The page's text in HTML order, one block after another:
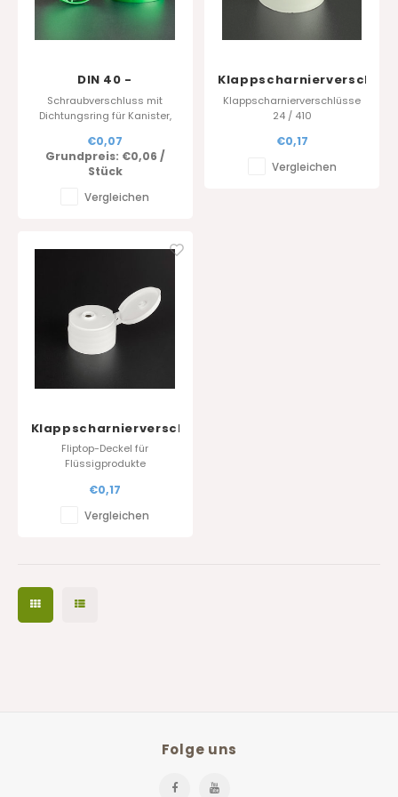
DIN 40 -
Kanisterverschluss -
Verschlusskappe
Schraubverschluss mit
Dichtungsring für Kanister,
und Schutz für Flüssigkeiten.
Verschiedene Farben
verfügbar, schnelle Lieferung.
Fordern Sie ein Muster an.
€0,07
Grundpreis: €0,06 /
Stück
Vergleichen
24.410
Klappscharnierverschlüsse
24 / 410
Andere Farben auf Anfrage
€0,17
Vergleichen
Klappscharnierverschlüsse
28.410
Fliptop-Deckel für
Flüssigprodukte
Andere Farben auf Anfrage
€0,17
Vergleichen
Folge uns